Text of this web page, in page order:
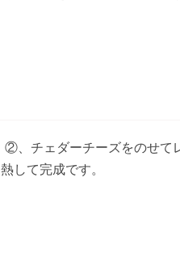
②、チェダーチーズをのせて
して完成です。